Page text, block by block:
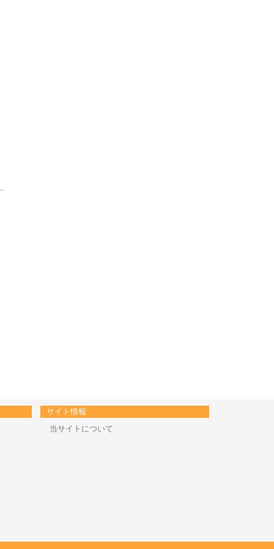
サイト情報
当サイトについて